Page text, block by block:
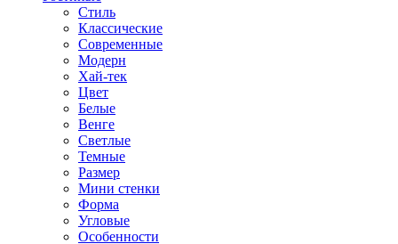
Стиль
Классические
Современные
Модерн
Хай-тек
Цвет
Белые
Венге
Светлые
Темные
Размер
Мини стенки
Форма
Угловые
Особенности